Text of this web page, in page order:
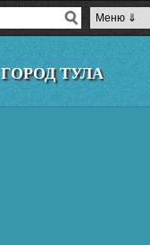
ГОРОД ТУЛА